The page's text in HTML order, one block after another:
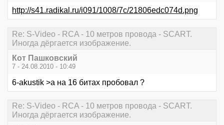
http://s41.radikal.ru/i091/1008/7c/21806edc074d.png
Re: S-Video - RCA - 10 метров провода - SCART.
Иногда дёргается изображение.
Кот Пашковский
7 - 24.08.2010 - 10:49
6-akustik >а на 16 битах пробовал ?
Re: S-Video - RCA - 10 метров провода - SCART.
Иногда дёргается изображение.